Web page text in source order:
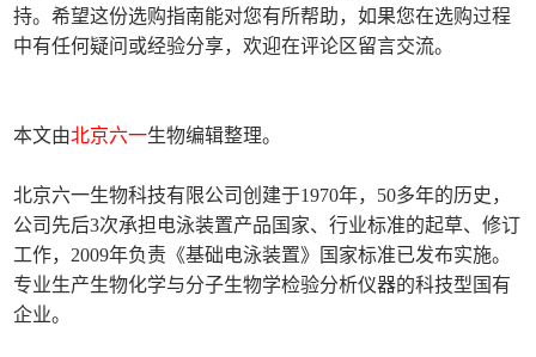
持。希望这份选购指南能对您有所帮助，如果您在选购过程
中有任何疑问或经验分享，欢迎在评论区留言交流。
本文由北京六一生物编辑整理。
北京六一生物科技有限公司创建于1970年，50多年的历史，
公司先后3次承担电泳装置产品国家、行业标准的起草、修订
工作，2009年负责《基础电泳装置》国家标准已发布实施。
专业生产生物化学与分子生物学检验分析仪器的科技型国有
企业。